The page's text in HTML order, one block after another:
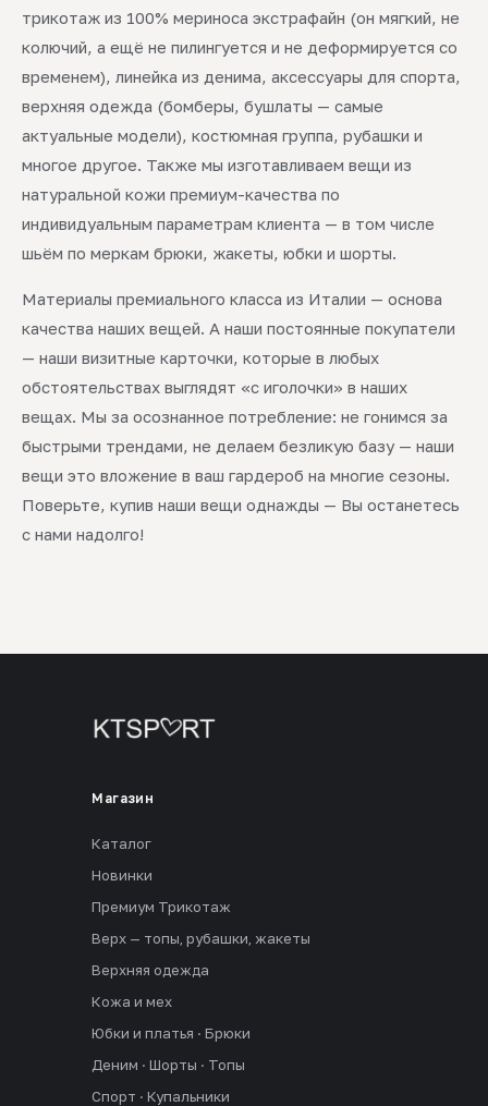
трикотаж из 100% мериноса экстрафайн (он мягкий, не
колючий, а ещё не пилингуется и не деформируется со
временем), линейка из денима, аксессуары для спорта,
верхняя одежда (бомберы, бушлаты — самые
актуальные модели), костюмная группа, рубашки и
многое другое. Также мы изготавливаем вещи из
натуральной кожи премиум-качества по
индивидуальным параметрам клиента — в том числе
шьём по меркам брюки, жакеты, юбки и шорты.
Материалы премиального класса из Италии — основа
качества наших вещей. А наши постоянные покупатели
— наши визитные карточки, которые в любых
обстоятельствах выглядят «с иголочки» в наших
вещах. Мы за осознанное потребление: не гонимся за
быстрыми трендами, не делаем безликую базу — наши
вещи это вложение в ваш гардероб на многие сезоны.
Поверьте, купив наши вещи однажды — Вы останетесь
с нами надолго!
Магазин
Каталог
Новинки
Премиум Трикотаж
Верх — топы, рубашки, жакеты
Верхняя одежда
Кожа и мех
Юбки и платья · Брюки
Деним · Шорты · Топы
Спорт · Купальники